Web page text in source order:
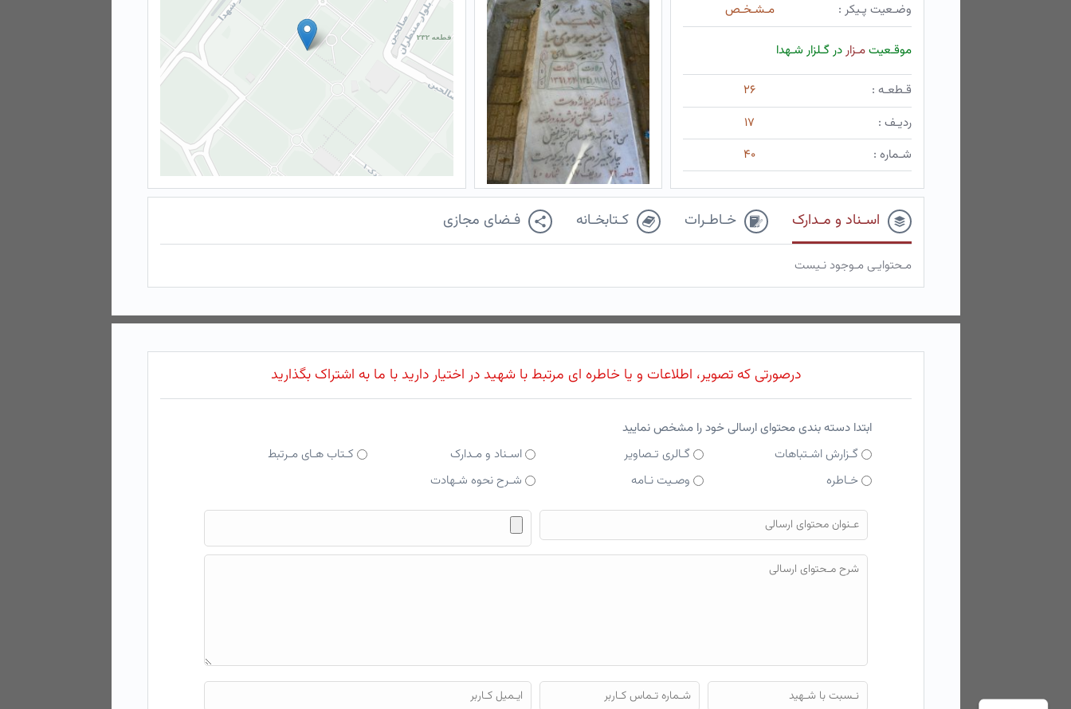
وضـعیت پـیکر :
مـشـخـص
موقـعیتمـزاردر گـلزار شـهدا
قـطعـه :
۲۶
ردیـف :
۱۷
شـماره :
۴۰
اسـناد و مـدارک خـاطـرات کـتابخـانه فـضای مجازی
مـحتوایـی مـوجود نـیست
درصورتی که تصویر، اطلاعات و یا خاطره ای مرتبط با شهید در اختیار دارید با ما به اشتراک بگذارید
ابتدا دسته بندی محتوای ارسالی خود را مشخص نمایید
گـزارش اشـتباهات
گـالری تـصاویر اسـناد و مـدارک
کـتاب هـای مـرتبط
خـاطره
وصـیت نـامه شـرح نحوه شـهادت
فایل محتوای ارسالی